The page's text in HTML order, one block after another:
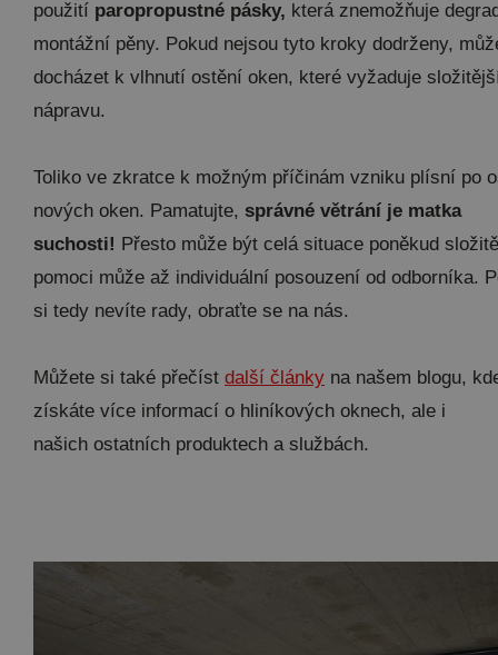
použití paropropustné pásky, která znemožňuje
montážní pěny. Pokud nejsou tyto kroky dodrženy,
docházet k vlhnutí ostění oken, které vyžaduje
nápravu.
Toliko ve zkratce k možným příčinám vzniku plísní po
nových oken. Pamatujte, správné větrání je matka
suchosti! Přesto může být celá situace poněkud
pomoci může až individuální posouzení od odborníka.
si tedy nevíte rady, obraťte se na nás.
Můžete si také přečíst další články na našem blogu,
získáte více informací o hliníkových oknech, ale i
našich ostatních produktech a službách.